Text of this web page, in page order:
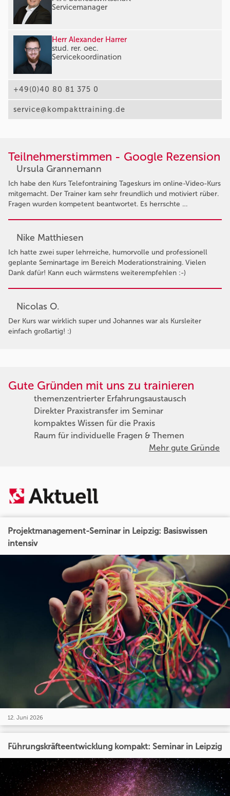
Servicemanager
Herr Alexander Harrer
stud. rer. oec.
Servicekoordination
+49(0)40 80 81 375 0
service@kompakttraining.de
Teilnehmerstimmen - Google Rezension
Ursula Grannemann
Ich habe den Kurs Telefontraining Tageskurs im online-Video-Kurs
mitgemacht. Der Trainer kam sehr freundlich und motiviert rüber.
Fragen wurden kompetent beantwortet. Es herrschte …
Nike Matthiesen
Ich hatte zwei super lehrreiche, humorvolle und professionell
geplante Seminartage im Bereich Moderationstraining. Vielen
Dank dafür! Kann euch wärmstens weiterempfehlen :-)
Nicolas O.
Der Kurs war wirklich super und Johannes war als Kursleiter
einfach großartig! :)
Gute Gründen mit uns zu trainieren
themenzentrierter Erfahrungsaustausch
Direkter Praxistransfer im Seminar
kompaktes Wissen für die Praxis
Raum für individuelle Fragen & Themen
Mehr gute Gründe
Projektmanagement-Seminar in Leipzig: Basiswissen
intensiv
12. Juni 2026
Führungskräfteentwicklung kompakt: Seminar in Leipzig